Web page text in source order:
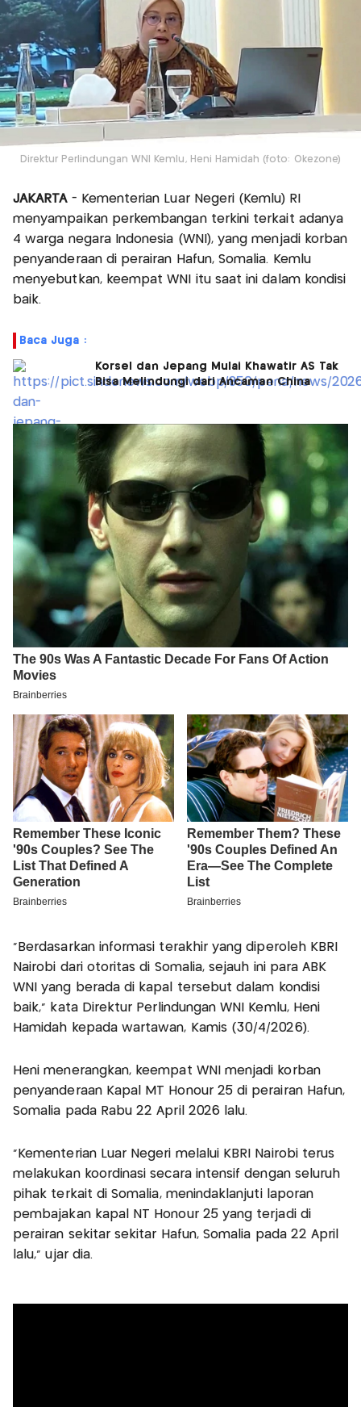
Direktur Perlindungan WNI Kemlu, Heni Hamidah (foto: Okezone)
JAKARTA - Kementerian Luar Negeri (Kemlu) RI
menyampaikan perkembangan terkini terkait adanya
4 warga negara Indonesia (WNI), yang menjadi korban
penyanderaan di perairan Hafun, Somalia. Kemlu
menyebutkan, keempat WNI itu saat ini dalam kondisi
baik.
Baca Juga :
Korsel dan Jepang Mulai Khawatir AS Tak
Bisa Melindungi dari Ancaman China
"Berdasarkan informasi terakhir yang diperoleh KBRI
Nairobi dari otoritas di Somalia, sejauh ini para ABK
WNI yang berada di kapal tersebut dalam kondisi
baik," kata Direktur Perlindungan WNI Kemlu, Heni
Hamidah kepada wartawan, Kamis (30/4/2026).
Heni menerangkan, keempat WNI menjadi korban
penyanderaan Kapal MT Honour 25 di perairan Hafun,
Somalia pada Rabu 22 April 2026 lalu.
"Kementerian Luar Negeri melalui KBRI Nairobi terus
melakukan koordinasi secara intensif dengan seluruh
pihak terkait di Somalia, menindaklanjuti laporan
pembajakan kapal NT Honour 25 yang terjadi di
perairan sekitar sekitar Hafun, Somalia pada 22 April
lalu," ujar dia.